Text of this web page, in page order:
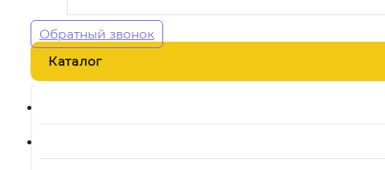
Обратный звонок
Каталог